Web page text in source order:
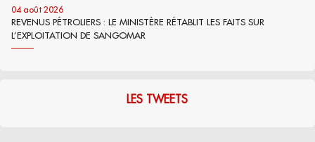
04 août 2026
REVENUS PÉTROLIERS : LE MINISTÈRE RÉTABLIT LES FAITS SUR
L’EXPLOITATION DE SANGOMAR
LES TWEETS